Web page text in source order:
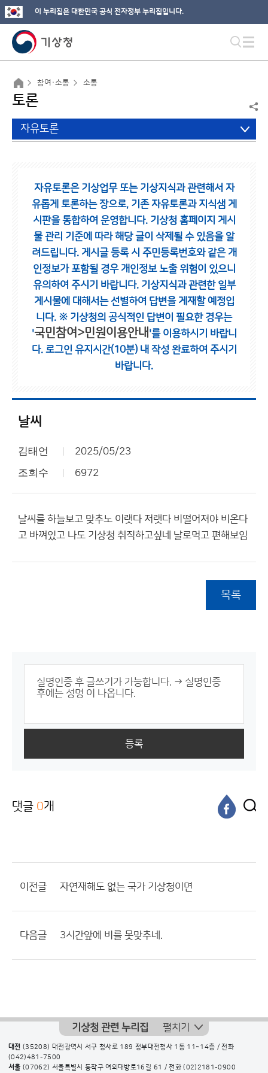
이 누리집은 대한민국 공식 전자정부 누리집입니다.
참여·소통 소통
토론
자유토론
자유토론은 기상업무 또는 기상지식과 관련해서 자
유롭게 토론하는 장으로, 기존 자유토론과 지식샘 게
시판을 통합하여 운영합니다. 기상청 홈페이지 게시
물 관리 기준에 따라 해당 글이 삭제될 수 있음을 알
려드립니다. 게시글 등록 시 주민등록번호와 같은 개
인정보가 포함될 경우 개인정보 노출 위험이 있으니
유의하여 주시기 바랍니다. 기상지식과 관련한 일부
게시물에 대해서는 선별하여 답변을 게재할 예정입
니다. ※ 기상청의 공식적인 답변이 필요한 경우는
'국민참여>민원이용안내 '를 이용하시기 바랍니
다. 로그인 유지시간(10분) 내 작성 완료하여 주시기
바랍니다.
날씨
김태언 2025/05/23
조회수 6972
날씨를 하늘보고 맞추노 이랫다 저랫다 비떨어져야 비온다
고 바껴있고 나도 기상청 취직하고싶네 날로먹고 편해보임
목록
등록
댓글 0개
이전글 자연재해도 없는 국가 기상청이면
다음글 3시간앞에 비를 못맞추네.
기상청 관련 누리집 펼치기
대전 (35208) 대전광역시 서구 청사로 189 정부대전청사 1동 11~14층 / 전화
(042)481-7500
서울 (07062) 서울특별시 동작구 여의대방로16길 61 / 전화(02)2181-0900